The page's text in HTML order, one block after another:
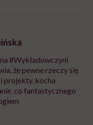
#Wykładowczyni
że pewne rzeczy się
projekty, kocha
co fantastycznego